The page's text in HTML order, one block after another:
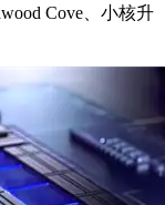
Cove、小核升